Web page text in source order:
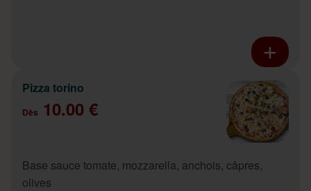
Pizza torino
Dès 10.00 €
Base sauce tomate, mozzarella, anchois, câpres,
olives